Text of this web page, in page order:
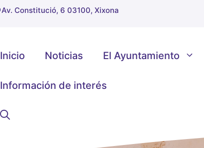
Av. Constitució, 6 03100, Xixona
Inicio Noticias El Ayuntamiento
Información de interés